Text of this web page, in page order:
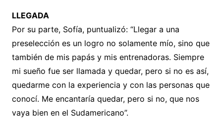
LLEGADA
Por su parte, Sofía, puntualizó: “Llegar a una
preselección es un logro no solamente mío, sino que
también de mis papás y mis entrenadoras. Siempre
mi sueño fue ser llamada y quedar, pero si no es así,
quedarme con la experiencia y con las personas que
conocí. Me encantaría quedar, pero si no, que nos
vaya bien en el Sudamericano”.